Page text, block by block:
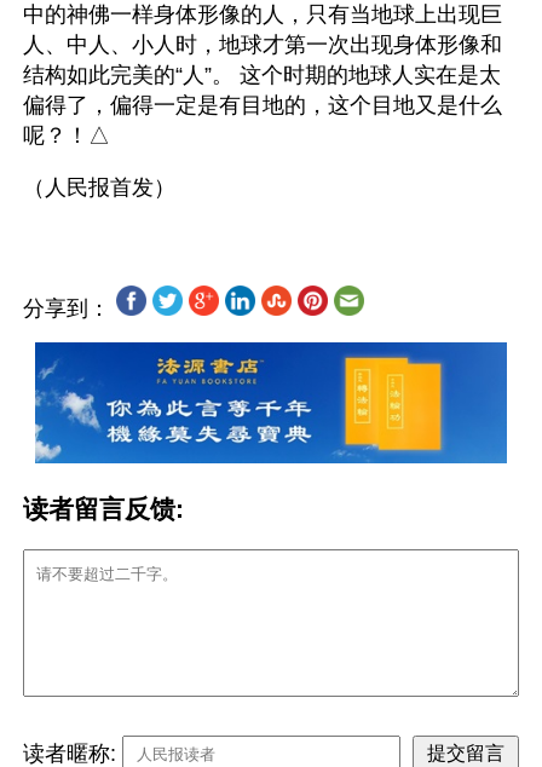
中的神佛一样身体形像的人，只有当地球上出现巨
人、中人、小人时，地球才第一次出现身体形像和
结构如此完美的“人”。 这个时期的地球人实在是太
偏得了，偏得一定是有目地的，这个目地又是什么
呢？！△
分享到：
读者留言反馈:
读者暱称: